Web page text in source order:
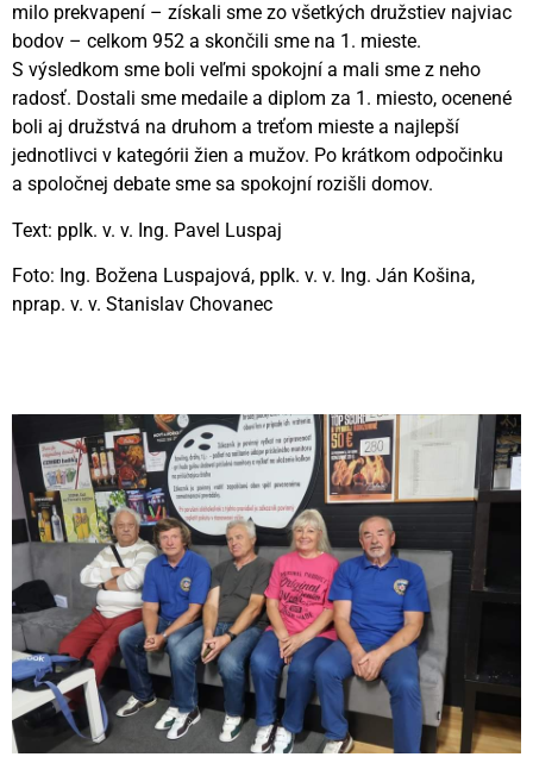
milo prekvapení – získali sme zo všetkých družstiev najviac
bodov – celkom 952 a skončili sme na 1. mieste.
S výsledkom sme boli veľmi spokojní a mali sme z neho
radosť. Dostali sme medaile a diplom za 1. miesto, ocenené
boli aj družstvá na druhom a treťom mieste a najlepší
jednotlivci v kategórii žien a mužov. Po krátkom odpočinku
a spoločnej debate sme sa spokojní rozišli domov.
Text: pplk. v. v. Ing. Pavel Luspaj
Foto: Ing. Božena Luspajová, pplk. v. v. Ing. Ján Košina,
nprap. v. v. Stanislav Chovanec